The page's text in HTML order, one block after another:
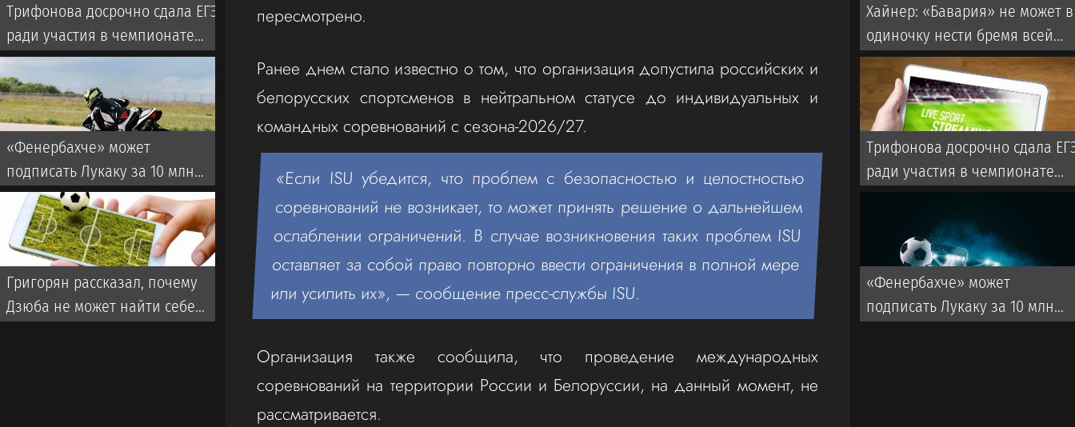
пересмотрено.
Ранее днем стало известно о том, что организация допустила российских и
белорусских спортсменов в нейтральном статусе до индивидуальных и
командных соревнований с сезона‑2026/27.
«Если ISU убедится, что проблем с безопасностью и целостностью
соревнований не возникает, то может принять решение о дальнейшем
ослаблении ограничений. В случае возникновения таких проблем ISU
оставляет за собой право повторно ввести ограничения в полной мере
или усилить их», — сообщение пресс‑службы ISU.
Организация также сообщила, что проведение международных
соревнований на территории России и Белоруссии, на данный момент, не
рассматривается.
Трифонова досрочно сдала ЕГЭ
ради участия в чемпионате
Европы
«Фенербахче» может
подписать Лукаку за 10 млн
евро
Григорян рассказал, почему
Дзюба не может найти себе
Хайнер: «Бавария» не может в
одиночку нести бремя всей
Бундеслиги
Трифонова досрочно сдала
ради участия в чемпионате
«Фенербахче» может
подписать Лукаку за 10 млн